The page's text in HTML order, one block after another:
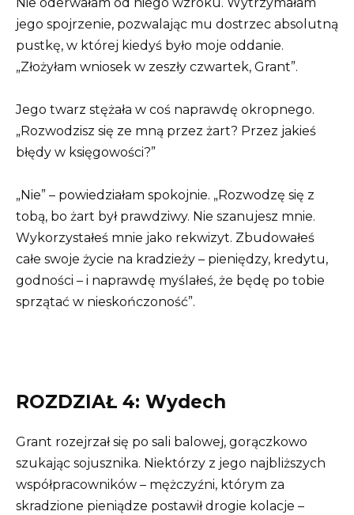
jego spojrzenie, pozwalając mu dostrzec absolutną
pustkę, w której kiedyś było moje oddanie.
„Złożyłam wniosek w zeszły czwartek, Grant”.
Jego twarz stężała w coś naprawdę okropnego.
„Rozwodzisz się ze mną przez żart? Przez jakieś
błędy w księgowości?”
„Nie” – powiedziałam spokojnie. „Rozwodzę się z
tobą, bo żart był prawdziwy. Nie szanujesz mnie.
Wykorzystałeś mnie jako rekwizyt. Zbudowałeś
całe swoje życie na kradzieży – pieniędzy, kredytu,
godności – i naprawdę myślałeś, że będę po tobie
sprzątać w nieskończoność”.
ROZDZIAŁ 4: Wydech
Grant rozejrzał się po sali balowej, gorączkowo
szukając sojusznika. Niektórzy z jego najbliższych
współpracowników – mężczyźni, którym za
skradzione pieniądze postawił drogie kolacje –